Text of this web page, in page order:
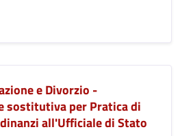
e Divorzio -
sostitutiva per Pratica di
all'Ufficiale di Stato